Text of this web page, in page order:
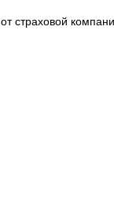
страховой